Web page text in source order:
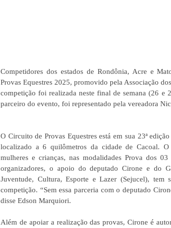
Competidores dos estados de Rondônia, Acre e
Provas Equestres 2025, promovido pela Associação
competição foi realizada neste final de semana (26 e
parceiro do evento, foi representado pela vereadora
O Circuito de Provas Equestres está em sua 23ª
localizado a 6 quilômetros da cidade de Cacoal.
mulheres e crianças, nas modalidades Prova dos
organizadores, o apoio do deputado Cirone e do
Juventude, Cultura, Esporte e Lazer (Sejucel), tem
competição. “Sem essa parceria com o deputado
disse Edson Marquiori.
Além de apoiar a realização das provas, Cirone é